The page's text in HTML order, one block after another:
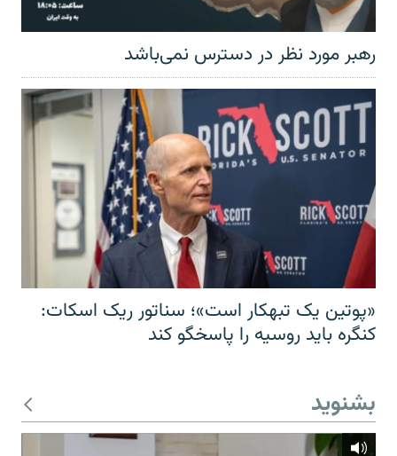
رهبر مورد نظر در دسترس نمی‌باشد
«پوتین یک تبهکار است»؛ سناتور ریک اسکات:
کنگره باید روسیه را پاسخگو کند
بشنوید